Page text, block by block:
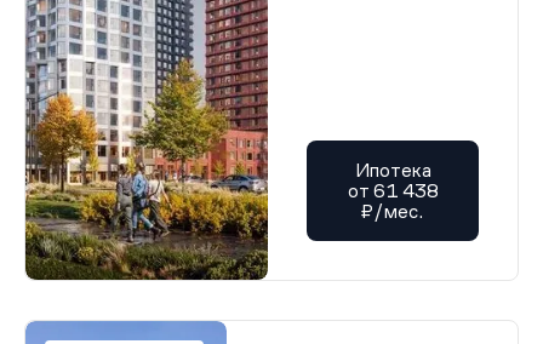
Ипотека
от 61 438
₽/мес.